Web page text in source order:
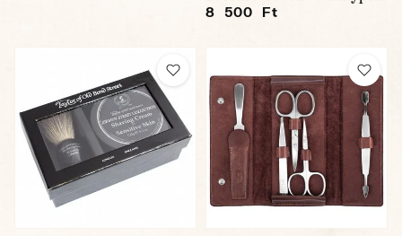
8 500 Ft